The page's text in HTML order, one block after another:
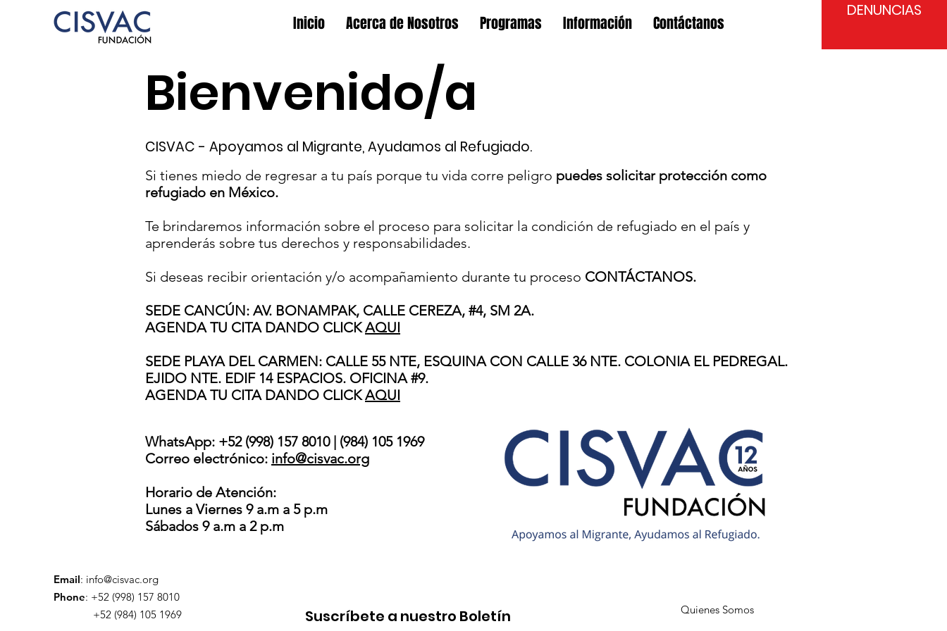
Inicio Acerca de Nosotros Programas Información Contáctanos
DENUNCIAS
Bienvenido/a
CISVAC - Apoyamos al Migrante, Ayudamos al Refugiado.
Si tienes miedo de regresar a tu país porque tu vida corre peligro puedes solicitar protección como
refugiado en México.
Te brindaremos información sobre el proceso para solicitar la condición de refugiado en el país y
aprenderás sobre tus derechos y responsabilidades.
Si deseas recibir orientación y/o acompañamiento durante tu proceso CONTÁCTANOS.
SEDE CANCÚN: AV. BONAMPAK, CALLE CEREZA, #4, SM 2A.
AGENDA TU CITA DANDO CLICKAQUI
SEDE PLAYA DEL CARMEN: CALLE 55 NTE, ESQUINA CON CALLE 36 NTE. COLONIA EL PEDREGAL.
EJIDO NTE. EDIF 14 ESPACIOS. OFICINA #9.
AGENDA TU CITA DANDO CLICKAQUI
WhatsApp: +52 (998) 157 8010 | (984) 105 1969
Correo electrónico: info@cisvac.org
Horario de Atención:
Lunes a Viernes 9 a.m a 5 p.m
Sábados 9 a.m a 2 p.m
Email: info@cisvac.org
Phone: +52 (998) 157 8010
+52 (984) 105 1969
Suscríbete a nuestro Boletín Quienes Somos